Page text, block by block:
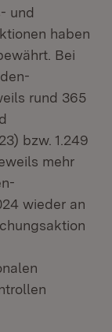
und
haben
Bei
rund 365
bzw. 1.249
mehr
wieder an